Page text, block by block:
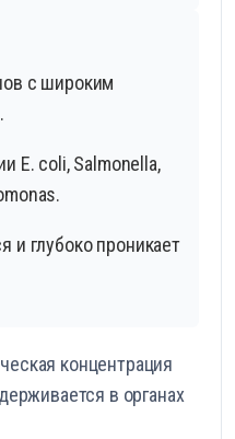
с широким
E. coli, Salmonella,
и глубоко проникает
концентрация
в органах